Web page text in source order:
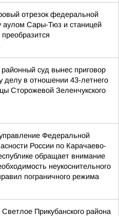
отрезок федеральной
аулом Сары-Тюз и станицей
районный суд вынес приговор
делу в отношении 43-летнего
Сторожевой Зеленчукского
Федеральной
России по Карачаево-
обращает внимание
неукоснительного
пограничного режима
Прикубанского района